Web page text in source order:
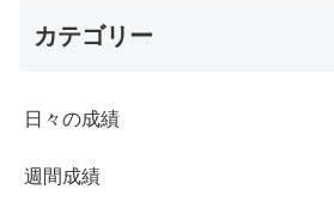
カテゴリー
日々の成績
週間成績